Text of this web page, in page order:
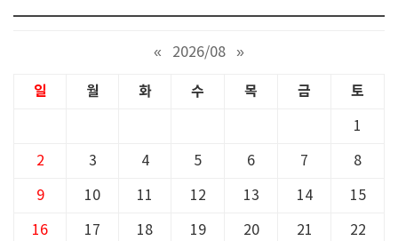
« 2026/08 »
일 월 화 수 목 금 토
1
2 3 4 5 6 7 8
9 10 11 12 13 14 15
16 17 18 19 20 21 22